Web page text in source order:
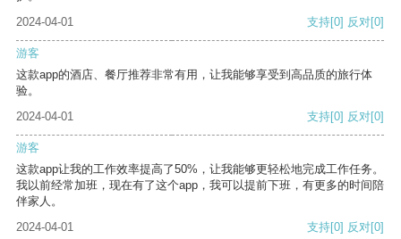
2024-04-01
支持[0] 反对[0]
游客
这款app的酒店、餐厅推荐非常有用，让我能够享受到高品质的旅行体
验。
2024-04-01
支持[0] 反对[0]
游客
这款app让我的工作效率提高了50%，让我能够更轻松地完成工作任务。
我以前经常加班，现在有了这个app，我可以提前下班，有更多的时间陪
伴家人。
2024-04-01
支持[0] 反对[0]